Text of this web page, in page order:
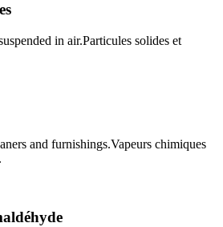
in air.Particules solides et
and furnishings.Vapeurs chimiques